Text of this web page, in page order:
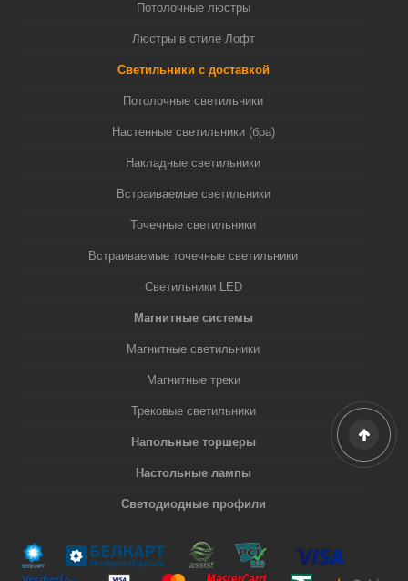
Потолочные люстры
Люстры в стиле Лофт
Светильники с доставкой
Потолочные светильники
Настенные светильники (бра)
Накладные светильники
Встраиваемые светильники
Точечные светильники
Встраиваемые точечные светильники
Светильники LED
Магнитные системы
Магнитные светильники
Магнитные треки
Трековые светильники
Напольные торшеры
Настольные лампы
Светодиодные профили